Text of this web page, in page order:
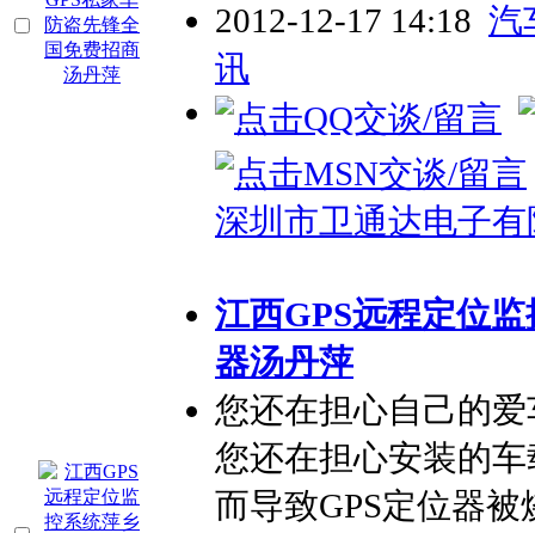
2012-12-17 14:18 汽
讯
深圳市卫通达电子
江西GPS远程定位
器汤丹萍
您还在担心自己的
您还在担心安装的
而导致GPS定位器